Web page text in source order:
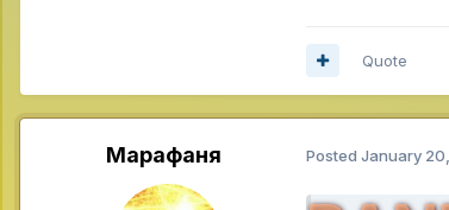
Quote
Марафаня Posted January